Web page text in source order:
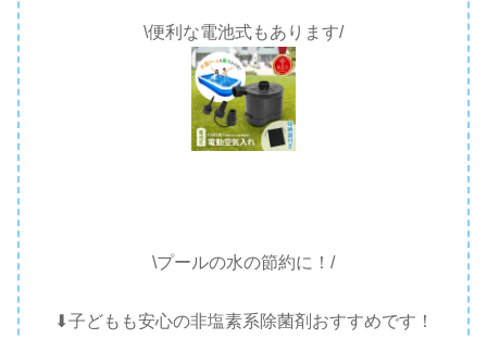
\便利な電池式もあります/
\プールの水の節約に！/
⬇︎子どもも安心の非塩素系除菌剤おすすめです！